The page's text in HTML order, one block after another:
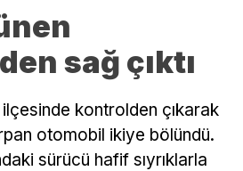
sağ çıktı
ilçesinde kontrolden çıkarak
otomobil ikiye bölündü.
sürücü hafif sıyrıklarla